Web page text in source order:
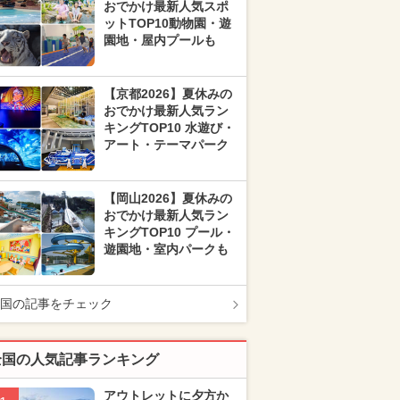
おでかけ最新人気スポ
ットTOP10動物園・遊
園地・屋内プールも
【京都2026】夏休みの
おでかけ最新人気ラン
キングTOP10 水遊び・
アート・テーマパーク
【岡山2026】夏休みの
おでかけ最新人気ラン
キングTOP10 プール・
遊園地・室内パークも
の記事をチェック
の人気記事ランキング
アウトレットに夕方か